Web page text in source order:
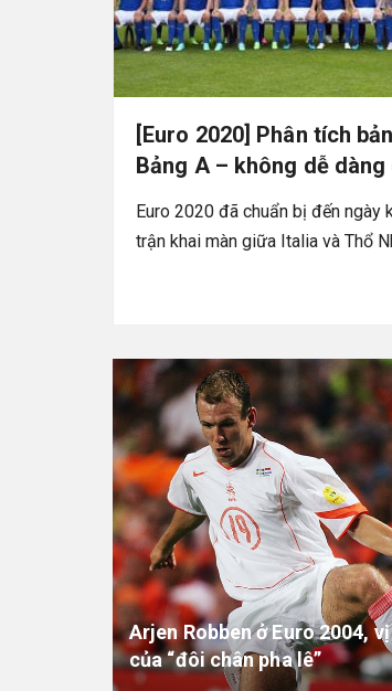
[Euro 2020] Phân tích
Bảng A – không dễ
Euro 2020 đã chuẩn bị đến ngày
trận khai màn giữa Italia và Thổ
Arjen Robben ở Euro 2004,
của “đôi chân pha lê”